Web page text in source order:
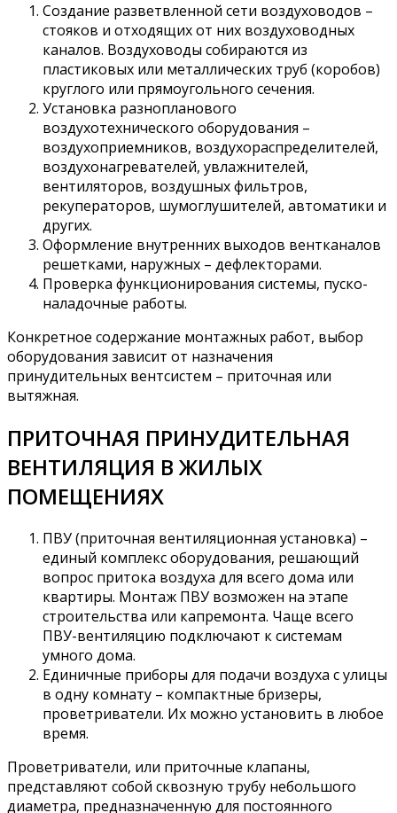
Создание разветвленной сети воздуховодов –
стояков и отходящих от них воздуховодных
каналов. Воздуховоды собираются из
пластиковых или металлических труб (коробов)
круглого или прямоугольного сечения.
Установка разнопланового
воздухотехнического оборудования –
воздухоприемников, воздухораспределителей,
воздухонагревателей, увлажнителей,
вентиляторов, воздушных фильтров,
рекуператоров, шумоглушителей, автоматики и
других.
Оформление внутренних выходов вентканалов
решетками, наружных – дефлекторами.
Проверка функционирования системы, пуско-
наладочные работы.
Конкретное содержание монтажных работ, выбор
оборудования зависит от назначения
принудительных вентсистем – приточная или
вытяжная.
ПРИТОЧНАЯ ПРИНУДИТЕЛЬНАЯ
ВЕНТИЛЯЦИЯ В ЖИЛЫХ
ПОМЕЩЕНИЯХ
ПВУ (приточная вентиляционная установка) –
единый комплекс оборудования, решающий
вопрос притока воздуха для всего дома или
квартиры. Монтаж ПВУ возможен на этапе
строительства или капремонта. Чаще всего
ПВУ-вентиляцию подключают к системам
умного дома.
Единичные приборы для подачи воздуха с улицы
в одну комнату – компактные бризеры,
проветриватели. Их можно установить в любое
время.
Проветриватели, или приточные клапаны,
представляют собой сквозную трубу небольшого
диаметра, предназначенную для постоянного